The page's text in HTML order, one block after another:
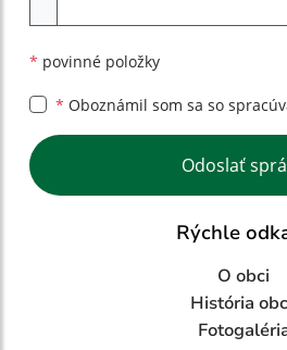
* povinné položky
* Oboznámil som sa so
Google reCaptcha Response
Odoslať
Rýchle
O obci
História